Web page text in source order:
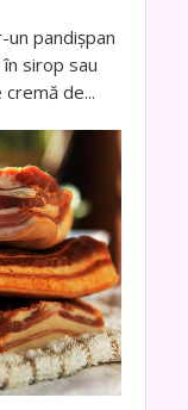
pandișpan
sirop sau
de...